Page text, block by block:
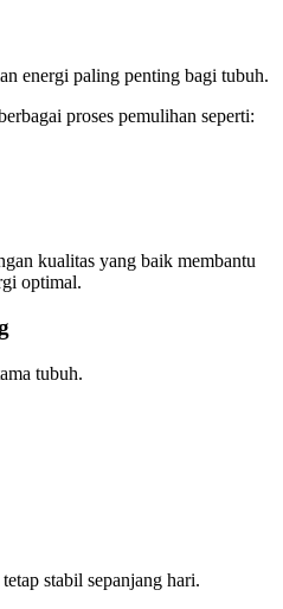
energi paling penting bagi tubuh.
proses pemulihan seperti:
kualitas yang baik membantu
optimal.
tubuh.
stabil sepanjang hari.